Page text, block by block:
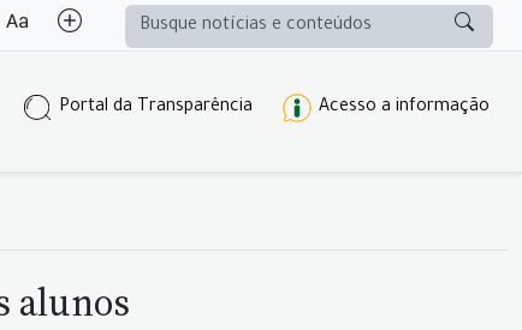
Portal da Transparência Acesso a informação
alunos